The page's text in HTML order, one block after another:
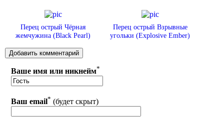
Перец острый Чёрная
жемчужина (Black Pearl)
Перец острый Взрывные
угольки (Explosive Ember)
Ваше имя или никнейм*
Ваш email* (будет скрыт)